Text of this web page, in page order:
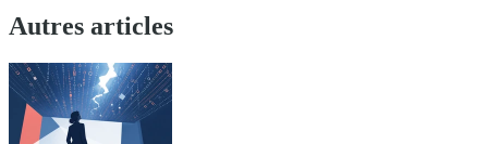
Autres articles